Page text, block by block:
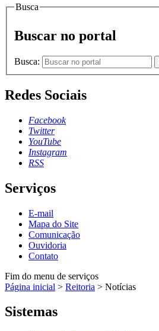
Busca
Buscar no portal
Busca:
Redes Sociais
Facebook
Twitter
YouTube
Instagram
RSS
Serviços
E-mail
Mapa do Site
Comunicação
Ouvidoria
Contato
Fim do menu de serviços
Página inicial > Reitoria > Notícias
Sistemas